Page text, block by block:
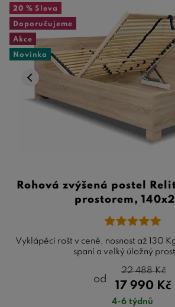
20 % Sleva
Doporučujeme
Akce
Novinka
Rohová zvýšená postel
prostorem,
Vyklápěcí rošt v ceně, nosnost až 130
spaní a velký úložný
od
17 990 Kč
22 488Kč
4-6 týdnů